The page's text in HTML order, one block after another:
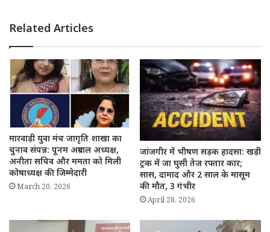
Related Articles
मारवाड़ी युवा मंच जागृति शाखा का
चुनाव संपन्न: पूनम अग्रवाल अध्यक्ष,
अनीता सचिव और ममता को मिली
कोषाध्यक्ष की जिम्मेदारी
March 20, 2026
जांजगीर में भीषण सड़क हादसा: खड़ी
ट्रक में जा घुसी तेज रफ्तार कार;
सास, दामाद और 2 साल के मासूम
की मौत, 3 गंभीर
April 28, 2026